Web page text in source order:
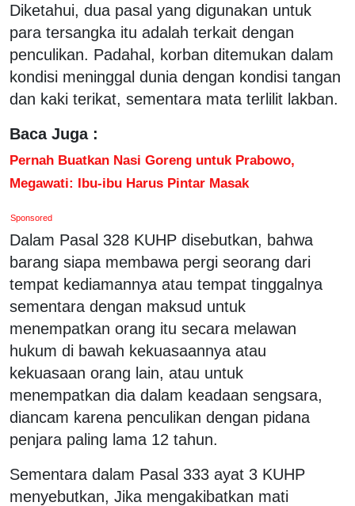
Diketahui, dua pasal yang digunakan untuk
para tersangka itu adalah terkait dengan
penculikan. Padahal, korban ditemukan dalam
kondisi meninggal dunia dengan kondisi tangan
dan kaki terikat, sementara mata terlilit lakban.
Baca Juga :
Pernah Buatkan Nasi Goreng untuk Prabowo,
Megawati: Ibu-ibu Harus Pintar Masak
Sponsored
Dalam Pasal 328 KUHP disebutkan, bahwa
barang siapa membawa pergi seorang dari
tempat kediamannya atau tempat tinggalnya
sementara dengan maksud untuk
menempatkan orang itu secara melawan
hukum di bawah kekuasaannya atau
kekuasaan orang lain, atau untuk
menempatkan dia dalam keadaan sengsara,
diancam karena penculikan dengan pidana
penjara paling lama 12 tahun.
Sementara dalam Pasal 333 ayat 3 KUHP
menyebutkan, Jika mengakibatkan mati